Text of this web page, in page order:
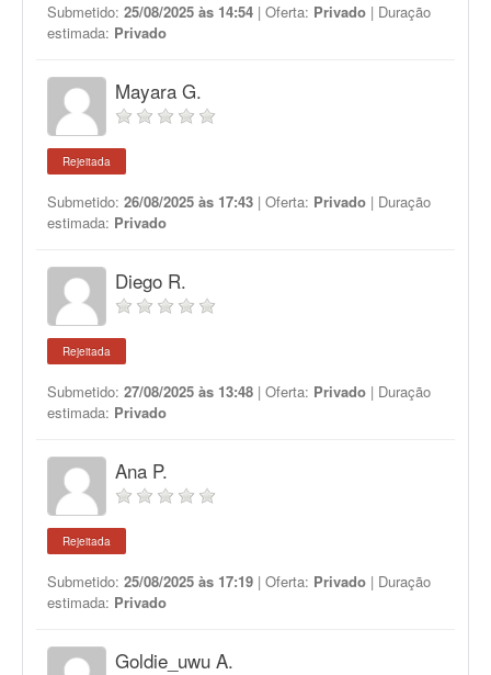
Submetido: 25/08/2025 às 14:54 | Oferta: Privado | Duração
estimada: Privado
Mayara G.
Rejeitada
Submetido: 26/08/2025 às 17:43 | Oferta: Privado | Duração
estimada: Privado
Diego R.
Rejeitada
Submetido: 27/08/2025 às 13:48 | Oferta: Privado | Duração
estimada: Privado
Ana P.
Rejeitada
Submetido: 25/08/2025 às 17:19 | Oferta: Privado | Duração
estimada: Privado
Goldie_uwu A.